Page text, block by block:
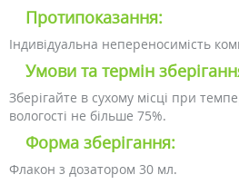
Протипоказання:
Індивідуальна непереносимість
Умови та термін
Зберігайте в сухому місці при
вологості не більше 75%.
Форма зберігання:
Флакон з дозатором 30 мл.